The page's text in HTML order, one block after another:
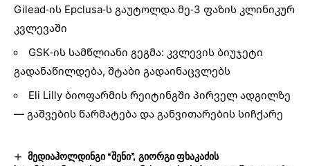
Gilead-ის Epclusa-ს გაუტოლდა მე-3 ფაზის კლინიკურ
კვლევაში
GSK-ის სამწლიანი გეგმა: კვლევის ბიუჯეტი
გადანაწილდება, შტაბი გადაინაცვლებს
Eli Lilly ბიოფარმის რეიტინგში პირველ ადგილზე
— გაშვების წარმატება და განვითარების სიჩქარე
მედიაჰოლდინგი “შენი”, გიორგი ფხაკაძის